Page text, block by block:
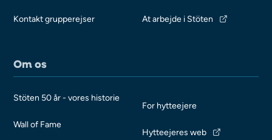
Kontakt grupperejser At arbejde i Stöten
Om os
Stöten 50 år - vores historie
Wall of Fame
For hytteejere
Hytteejeres web